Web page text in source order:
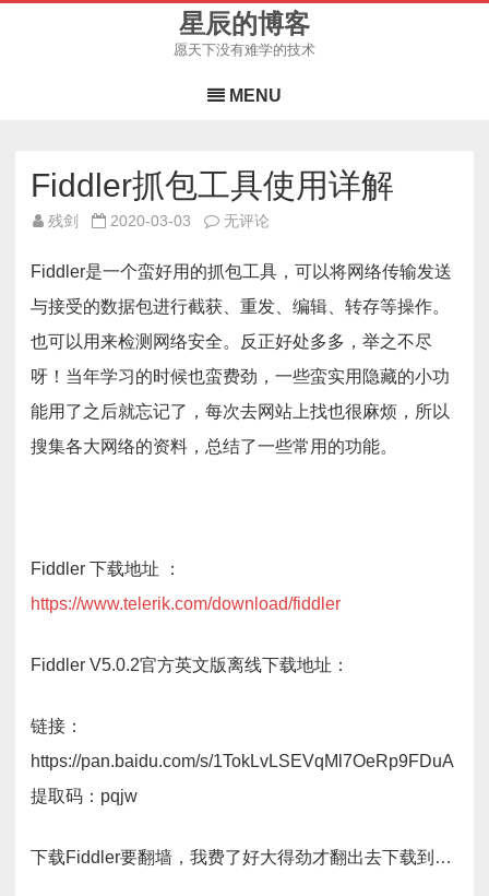
星辰的博客
愿天下没有难学的技术
to
content
MENU
Fiddler抓包工具使用详解
残剑 2020-03-03
Fiddler
工
具
用
解
无评论
Fiddler是一个蛮好用的抓包工具，可以将网络传输发送
与接受的数据包进行截获、重发、编辑、转存等操作。
也可以用来检测网络安全。反正好处多多，举之不尽
呀！当年学习的时候也蛮费劲，一些蛮实用隐藏的小功
能用了之后就忘记了，每次去网站上找也很麻烦，所以
搜集各大网络的资料，总结了一些常用的功能。
Fiddler 下载地址 ：
https://www.telerik.com/download/fiddler
Fiddler V5.0.2官方英文版离线下载地址：
链接：
https://pan.baidu.com/s/1TokLvLSEVqMl7OeRp9FDuA
提取码：pqjw
下载Fiddler要翻墙，我费了好大得劲才翻出去下载到…